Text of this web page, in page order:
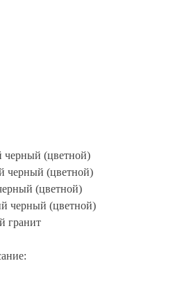
черный (цветной)
черный (цветной)
(цветной)
черный (цветной)
гранит